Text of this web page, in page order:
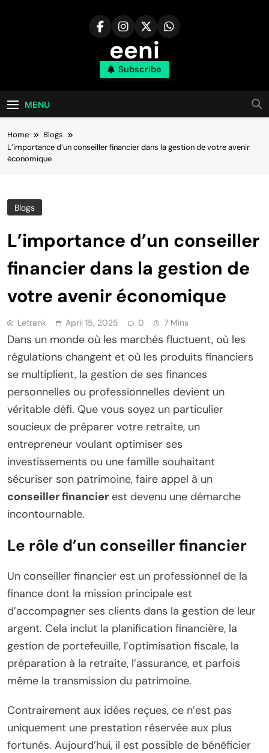
eeni
Subscribe
MENU
Home
Blogs
L’importance d’un conseiller financier dans la gestion de votre avenir
économique
Blogs
L’importance d’un conseiller
financier dans la gestion de
votre avenir économique
Letrank April 15, 2025 0 7 Mins
Dans un monde où les marchés fluctuent, où les
régulations changent et où les produits financiers
se multiplient, la gestion de ses finances
personnelles ou professionnelles devient un
véritable défi. Que vous soyez un particulier
soucieux de préparer votre retraite, un
entrepreneur voulant optimiser ses
investissements ou une famille souhaitant
sécuriser son patrimoine, faire appel à un
conseiller financier est devenu une démarche
incontournable.
Le rôle d’un conseiller financier
Un conseiller financier est un professionnel de la
finance dont la mission principale est
d’accompagner ses clients dans la gestion de leur
argent. Cela inclut la planification financière, la
gestion de portefeuille, l’optimisation fiscale, la
préparation à la retraite, l’assurance, et parfois
même la transmission du patrimoine.
Contrairement aux idées reçues, ce n’est pas
uniquement une prestation réservée aux plus
fortunés. Aujourd’hui, il est possible de bénéficier